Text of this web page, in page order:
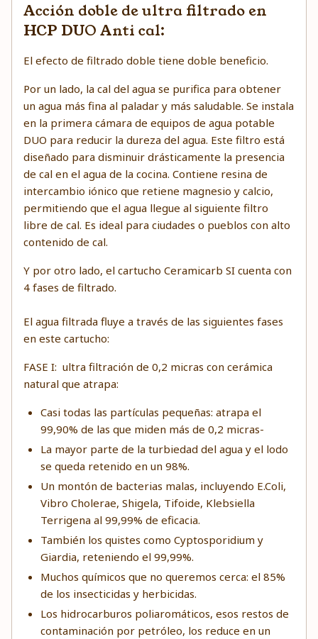
Acción doble de ultra filtrado en
HCP DUO Anti cal:
El efecto de filtrado doble tiene doble beneficio.
Por un lado, la cal del agua se purifica para obtener
un agua más fina al paladar y más saludable. Se instala
en la primera cámara de equipos de agua potable
DUO para reducir la dureza del agua. Este filtro está
diseñado para disminuir drásticamente la presencia
de cal en el agua de la cocina. Contiene resina de
intercambio iónico que retiene magnesio y calcio,
permitiendo que el agua llegue al siguiente filtro
libre de cal. Es ideal para ciudades o pueblos con alto
contenido de cal.
Y por otro lado, el cartucho Ceramicarb SI cuenta con
4 fases de filtrado.
El agua filtrada fluye a través de las siguientes fases
en este cartucho:
FASE I: ultra filtración de 0,2 micras con cerámica
natural que atrapa:
Casi todas las partículas pequeñas: atrapa el
99,90% de las que miden más de 0,2 micras-
La mayor parte de la turbiedad del agua y el lodo
se queda retenido en un 98%.
Un montón de bacterias malas, incluyendo E.Coli,
Vibro Cholerae, Shigela, Tifoide, Klebsiella
Terrigena al 99,99% de eficacia.
También los quistes como Cyptosporidium y
Giardia, reteniendo el 99,99%.
Muchos químicos que no queremos cerca: el 85%
de los insecticidas y herbicidas.
Los hidrocarburos poliaromáticos, esos restos de
contaminación por petróleo, los reduce en un